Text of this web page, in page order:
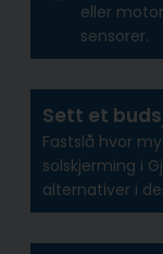
eller
sensorer.
Sett et
Fastslå hvor
solskjerming i
alternativer i